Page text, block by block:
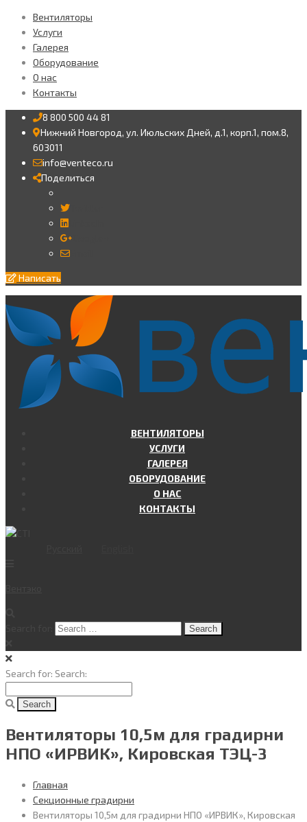
Вентиляторы
Услуги
Галерея
Оборудование
О нас
Контакты
8 800 500 44 81
Нижний Новгород, ул. Июльских Дней, д.1, корп.1, пом.8,
603011
info@venteco.ru
Поделиться
Написать
ВЕНТИЛЯТОРЫ
УСЛУГИ
ГАЛЕРЕЯ
ОБОРУДОВАНИЕ
О НАС
КОНТАКТЫ
Search for: Search:
Вентиляторы 10,5м для градирни
НПО «ИРВИК», Кировская ТЭЦ-3
Главная
Секционные градирни
Вентиляторы 10,5м для градирни НПО «ИРВИК», Кировская